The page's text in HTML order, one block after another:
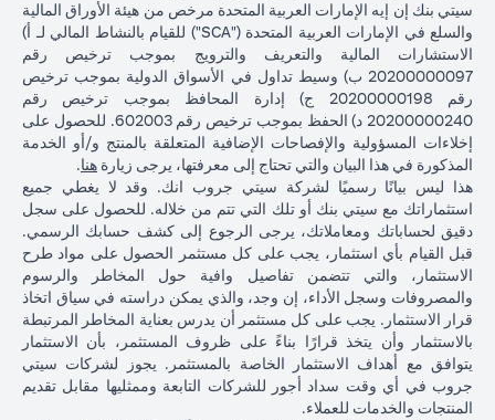
سيتي بنك إن إيه الإمارات العربية المتحدة مرخص من هيئة الأوراق المالية
والسلع في الإمارات العربية المتحدة ("SCA") للقيام بالنشاط المالي لـ أ)
الاستشارات المالية والتعريف والترويج بموجب ترخيص رقم
20200000097 ب) وسيط تداول في الأسواق الدولية بموجب ترخيص
رقم 20200000198 ج) إدارة المحافظ بموجب ترخيص رقم
20200000240 د) الحفظ بموجب ترخيص رقم 602003. للحصول على
إخلاءات المسؤولية والإفصاحات الإضافية المتعلقة بالمنتج و/أو الخدمة
المذكورة في هذا البيان والتي تحتاج إلى معرفتها، يرجى زيارة هنا.
هذا ليس بيانًا رسميًا لشركة سيتي جروب انك. وقد لا يغطي جميع
استثماراتك مع سيتي بنك أو تلك التي تتم من خلاله. للحصول على سجل
دقيق لحساباتك ومعاملاتك، يرجى الرجوع إلى كشف حسابك الرسمي.
قبل القيام بأي استثمار، يجب على كل مستثمر الحصول على مواد طرح
الاستثمار، والتي تتضمن تفاصيل وافية حول المخاطر والرسوم
والمصروفات وسجل الأداء، إن وجد، والذي يمكن دراسته في سياق اتخاذ
قرار الاستثمار. يجب على كل مستثمر أن يدرس بعناية المخاطر المرتبطة
بالاستثمار وأن يتخذ قرارًا بناءً على ظروف المستثمر، بأن الاستثمار
يتوافق مع أهداف الاستثمار الخاصة بالمستثمر. يجوز لشركات سيتي
جروب في أي وقت سداد أجور للشركات التابعة وممثليها مقابل تقديم
المنتجات والخدمات للعملاء.